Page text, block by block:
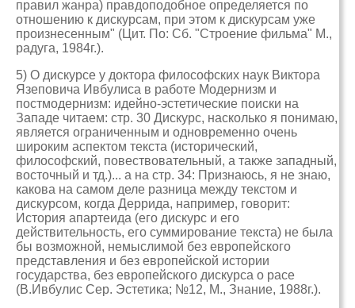
правил жанра) правдоподобное определяется по
отношению к дискурсам, при этом к дискурсам уже
произнесенным" (Цит. По: Сб. "Строение фильма" М.,
радуга, 1984г.).
5) О дискурсе у доктора философских наук Виктора
Язеповича Ивбулиса в работе Модернизм и
постмодернизм: идейно-эстетические поиски на
Западе читаем: стр. 30 Дискурс, насколько я понимаю,
является ограниченным и одновременно очень
широким аспектом текста (исторический,
философский, повествовательный, а также западный,
восточный и тд.)... а на стр. 34: Признаюсь, я не знаю,
какова на самом деле разница между текстом и
дискурсом, когда Деррида, например, говорит:
История апартеида (его дискурс и его
действительность, его суммирование текста) не была
бы возможной, немыслимой без европейского
представления и без европейской истории
государства, без европейского дискурса о расе
(В.Ивбулис Сер. Эстетика; №12, М., Знание, 1988г.).